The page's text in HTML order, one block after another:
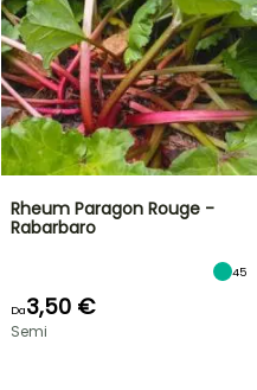
Rheum Paragon Rouge -
Rabarbaro
45
Da3,50 €
Semi